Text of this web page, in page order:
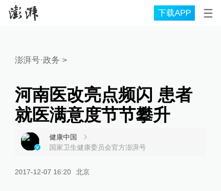
下载APP
澎湃号·政务 >
河南医改亮点频闪 患者
就医满意度节节攀升
健康中国
国家卫生健康委员会官方澎湃号
2017-12-07 16:20 北京